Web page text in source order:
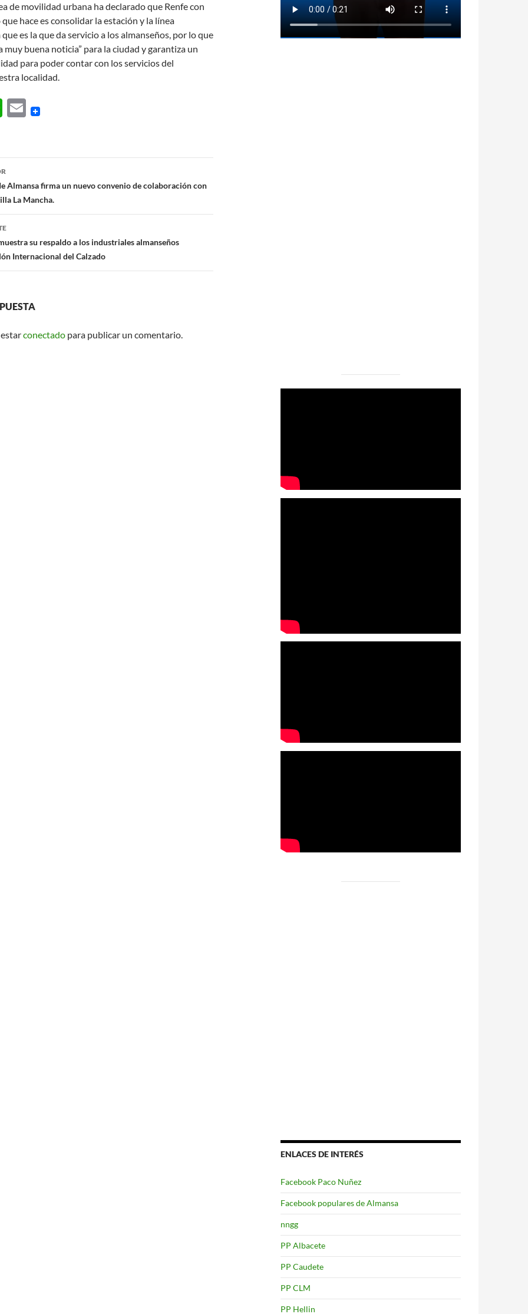
de movilidad urbana ha declarado que Renfe con
hace es consolidar la estación y la línea
es la que da servicio a los almanseños, por lo que
muy buena noticia” para la ciudad y garantiza un
para poder contar con los servicios del
localidad.
W
s
A
p
p
E
Almansa firma un nuevo convenio de colaboración con
La Mancha.
su respaldo a los industriales almanseños
Internacional del Calzado
conectado para publicar un comentario.
ENLACES DE INTERÉS
Facebook Paco Nuñez
Facebook populares de Almansa
nngg
PP Albacete
PP Caudete
PP CLM
PP Hellin